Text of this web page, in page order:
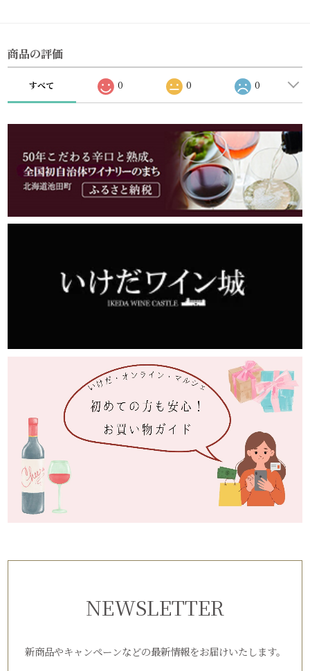
商品の評価
すべて 0 0 0
NEWSLETTER
新商品やキャンペーンなどの最新情報をお届けいたします。